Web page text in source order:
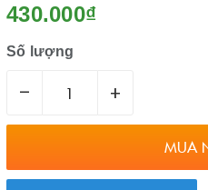
430.000₫
Số lượng
– +
MUA